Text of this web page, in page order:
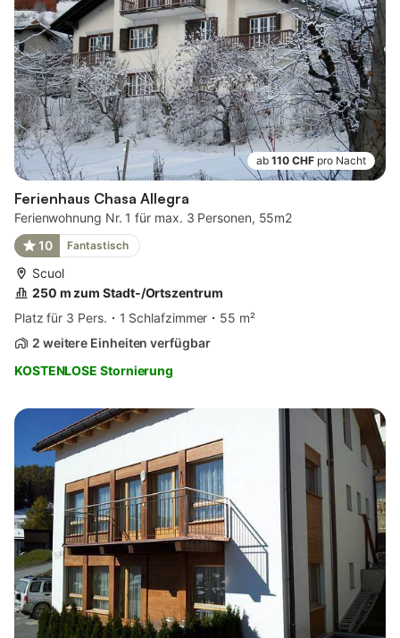
ab 110 CHF pro Nacht
Ferienhaus Chasa Allegra
Ferienwohnung Nr. 1 für max. 3 Personen, 55m2
10
Fantastisch
Scuol
250 m zum Stadt-/Ortszentrum
Platz für 3 Pers.
1 Schlafzimmer
55 m²
2 weitere Einheiten verfügbar
KOSTENLOSE Stornierung